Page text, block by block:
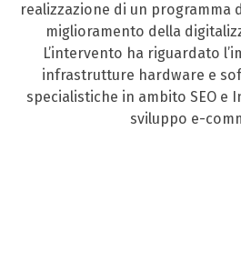
realizzazione di un programma
miglioramento della
L’intervento ha riguardato
infrastrutture hardware e
specialistiche in ambito SEO e
sviluppo e-